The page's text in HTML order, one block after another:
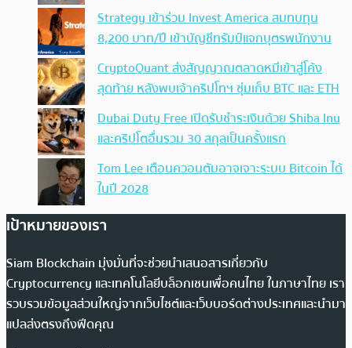
Strategy เข้าร่วม Invest America สมทบทุน
8,200 บาท/ปี เข้าบัญชีทรัมป์แจกบุตรพนักงาน
CryptoQuant ส่งสัญญาณตลาดหมีเข้าสู่โค้ง
สุดท้าย หลังพบเจ้าคริปโทฯ ซุ่มเก็บ BTC และ ETH
Dubai Duty Free เปิดรับชำระเงินด้วย Shiba Inu
และคริปโตอื่นรวม 30 สกุลเป็นครั้งแรก
Tom Lee เตือนควอนตัมอาจเจาะระบบ Bitcoin ได้
ในปี 2028
เป้าหมายของเรา
Siam Blockchain มุ่งมั่นที่จะช่วยนำเสนอสารเกี่ยวกับ
Cryptocurrency และเทคโนโลยีบล็อกเชนเพื่อคนไทย ในภาษาไทย เรา
รวบรวมข้อมูลส่วนใหญ่จากเว็บไซต์และเว็บบอร์ดต่างประเทศและนำมา
แปลส่งตรงถึงฟีดคุณ